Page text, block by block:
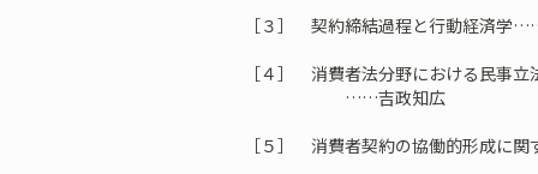
［３］ 契約締結過程と行動経済学
［４］ 消費者法分野における民事立
……吉政知広
［５］ 消費者契約の協働的形成に